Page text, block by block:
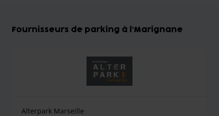
Fournisseurs de parking à l'Marignane
Alterpark Marseille